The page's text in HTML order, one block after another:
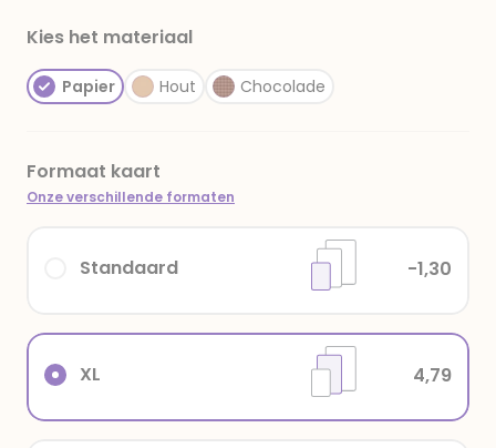
Kies het materiaal
Papier Hout Chocolade
Formaat kaart
Onze verschillende formaten
XL 4,79
Standaard -1,30